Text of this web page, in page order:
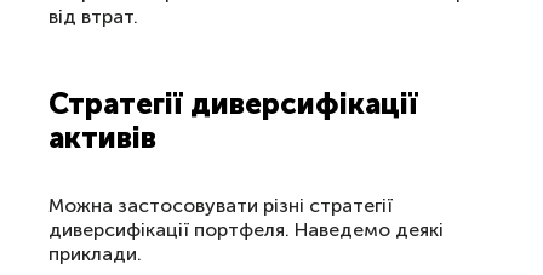
від втрат.
Стратегії диверсифікації
активів
Можна застосовувати різні стратегії
диверсифікації портфеля. Наведемо деякі
приклади.